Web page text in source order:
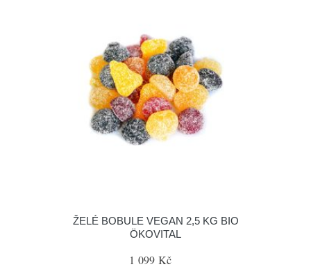
ŽELÉ BOBULE VEGAN 2,5 KG BIO
ÖKOVITAL
1 099 Kč